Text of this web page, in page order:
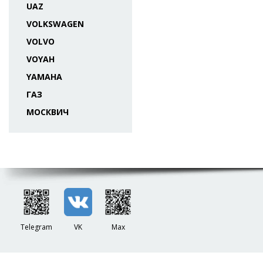
UAZ
VOLKSWAGEN
VOLVO
VOYAH
YAMAHA
ГАЗ
МОСКВИЧ
Telegram VK Max